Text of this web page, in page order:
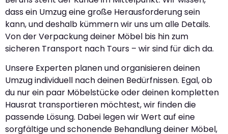
dass ein Umzug eine große Herausforderung sein
kann, und deshalb kümmern wir uns um alle Details.
Von der Verpackung deiner Möbel bis hin zum
sicheren Transport nach Tours – wir sind für dich da.
Unsere Experten planen und organisieren deinen
Umzug individuell nach deinen Bedürfnissen. Egal, ob
du nur ein paar Möbelstücke oder deinen kompletten
Hausrat transportieren möchtest, wir finden die
passende Lösung. Dabei legen wir Wert auf eine
sorgfältige und schonende Behandlung deiner Möbel,